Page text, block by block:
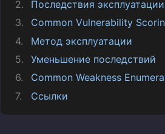
Последствия эксплуатации
Common Vulnerability
Метод эксплуатации
Уменьшение последствий
Common Weakness
Ссылки